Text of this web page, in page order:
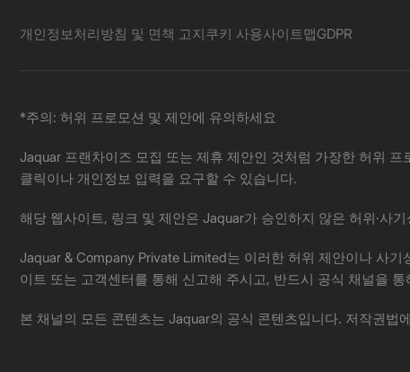
개인정보처리방침 및 면책 고지쿠키 사용사이트맵GDPR
*주의: 허위 프로모션 및 제안에 유의하세요
Jaquar 프랜차이즈 모집 또는 제휴 제안인 것처럼 가장한 허위
클릭이나 개인정보 입력을 요구할 수 있습니다.
해당 웹사이트, 링크 및 제안은 Jaquar가 승인하지 않은 허위·사
Jaquar & Company Private Limited는 이러한 허위 제안이나 사
이트 또는 고객센터를 통해 신고해 주시고, 반드시 공식 채널을
본 채널의 모든 콘텐츠는 Jaquar의 공식 콘텐츠입니다. 저작권